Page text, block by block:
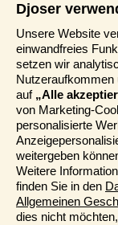
Reisemessen
Häufig
AGB
Formblatt
Datenschutz
Unser
Unser
Sitemap
Djoser
Unsere Website
einwandfreies
setzen wir
Nutzeraufkommen
auf „Alle
von Marketing-
personalisierte
weitergeben
Weitere
finden Sie in den
Allgemeinen
dies nicht